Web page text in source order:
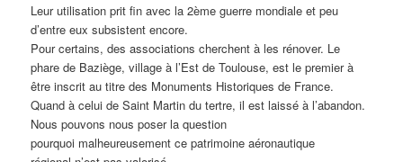
Leur utilisation prit fin avec la 2ème guerre mondiale et peu
d’entre eux subsistent encore.
Pour certains, des associations cherchent à les rénover. Le
phare de Baziège, village à l’Est de Toulouse, est le premier à
être inscrit au titre des Monuments Historiques de France.
Quand à celui de Saint Martin du tertre, il est laissé à l’abandon.
Nous pouvons nous poser la question
pourquoi malheureusement ce patrimoine aéronautique